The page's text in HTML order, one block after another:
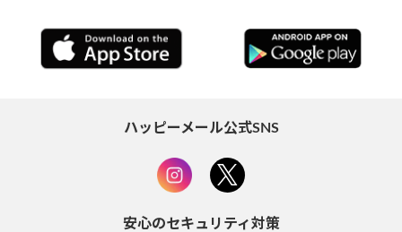
ハッピーメール公式SNS
安心のセキュリティ対策